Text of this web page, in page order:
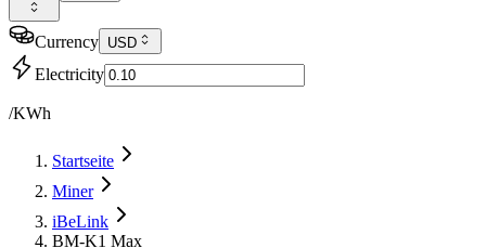
Currency USD
Electricity
/KWh
Startseite
Miner
iBeLink
BM-K1 Max